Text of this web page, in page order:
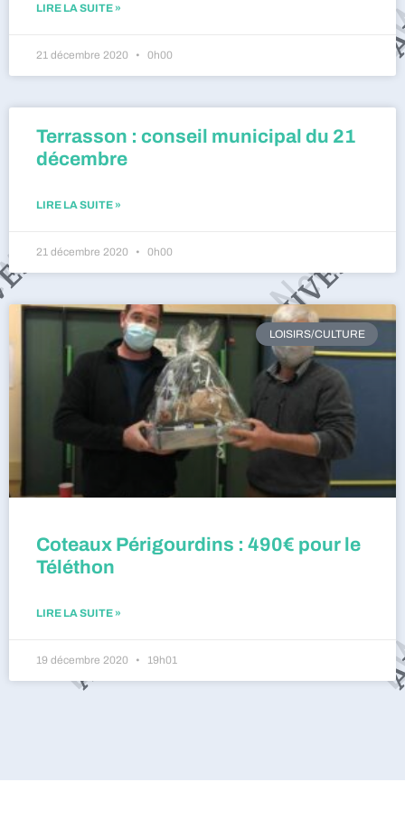
LIRE LA SUITE »
21 décembre 2020 0h00
Terrasson : conseil municipal du 21
décembre
LIRE LA SUITE »
21 décembre 2020 0h00
LOISIRS/CULTURE
Coteaux Périgourdins : 490€ pour le
Téléthon
LIRE LA SUITE »
19 décembre 2020 19h01